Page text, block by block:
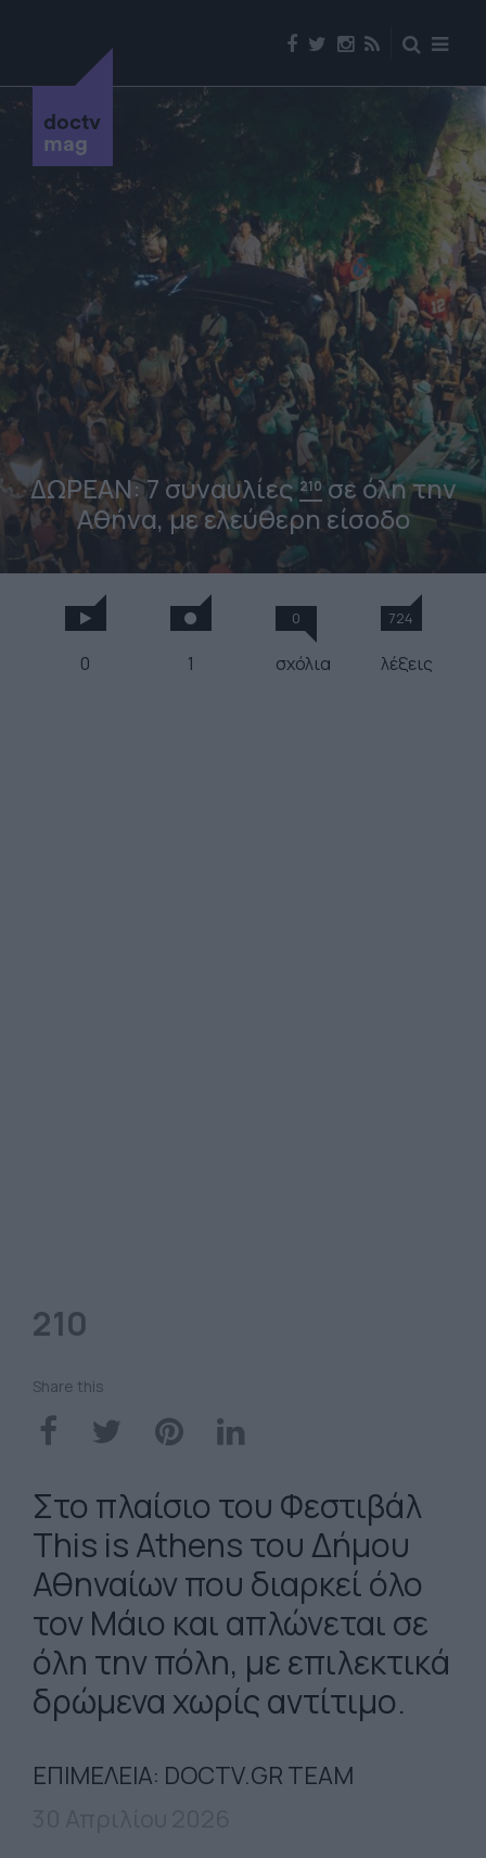
doctv
mag
ΔΩΡΕΑΝ: 7 συναυλίες210 σε όλη την
Αθήνα, με ελεύθερη είσοδο
0 1
0
σχόλια
724
λέξεις
210
Share this
Στο πλαίσιο του Φεστιβάλ
This is Athens του Δήμου
Αθηναίων που διαρκεί όλο
τον Μάιο και απλώνεται σε
όλη την πόλη, με επιλεκτικά
δρώμενα χωρίς αντίτιμο.
ΕΠΙΜΕΛΕΙΑ: DOCTV.GR TEAM